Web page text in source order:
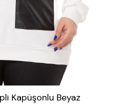
Kapüşonlu Beyaz